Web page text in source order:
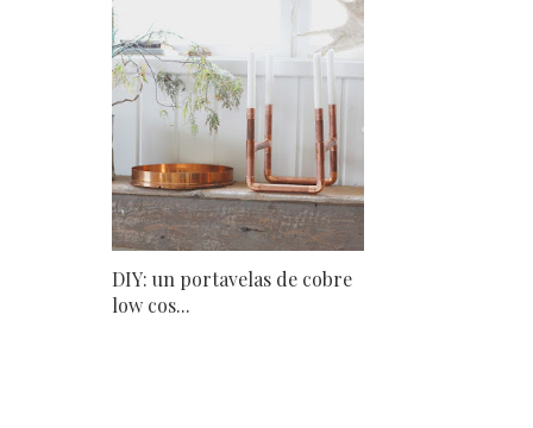
DIY: un portavelas de cobre
low cos...